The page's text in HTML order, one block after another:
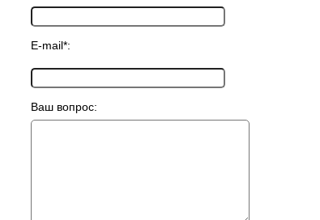
E-mail*:
Ваш вопрос: